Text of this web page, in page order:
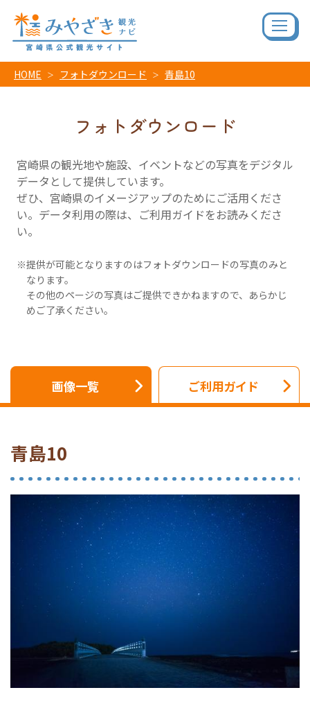
HOME フォトダウンロード 青島10
フォトダウンロード
宮崎県の観光地や施設、イベントなどの写真をデジタル
データとして提供しています。
ぜひ、宮崎県のイメージアップのためにご活用くださ
い。データ利用の際は、ご利用ガイドをお読みくださ
い。
提供が可能となりますのはフォトダウンロードの写真のみと
なります。
その他のページの写真はご提供できかねますので、あらかじ
めご了承ください。
画像一覧 ご利用ガイド
青島10